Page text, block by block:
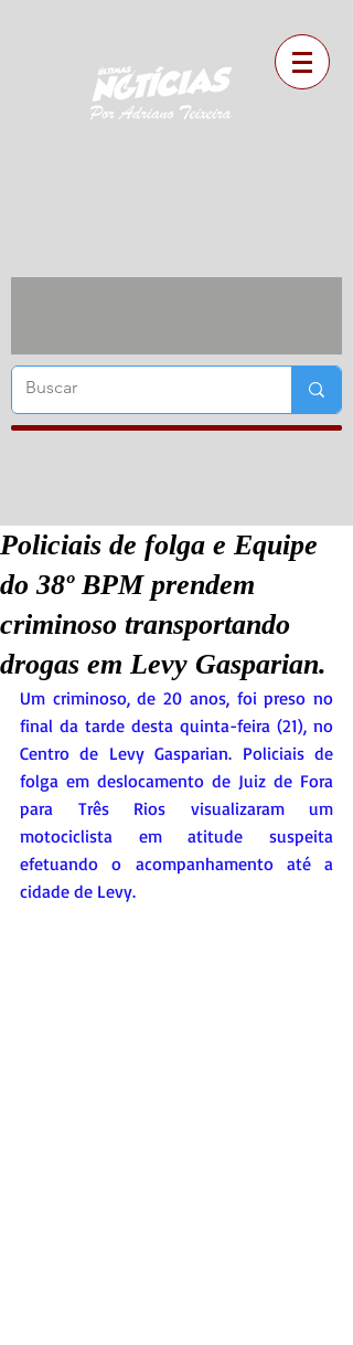
Policiais de folga e Equipe
do 38º BPM prendem
criminoso transportando
drogas em Levy Gasparian.
Um criminoso, de 20 anos, foi preso no
final da tarde desta quinta-feira (21), no
Centro de Levy Gasparian. Policiais de
folga em deslocamento de Juiz de Fora
para Três Rios visualizaram um
motociclista em atitude suspeita
efetuando o acompanhamento até a
cidade de Levy.